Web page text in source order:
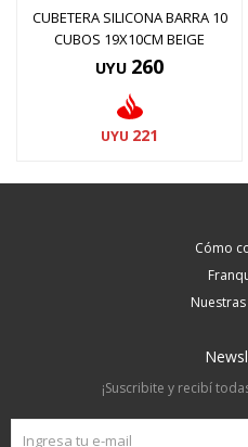
CUBETERA SILICONA BARRA 10
CUBOS 19X10CM BEIGE
UYU 260
UYU 221
Cómo
¡Suscribite y recibí